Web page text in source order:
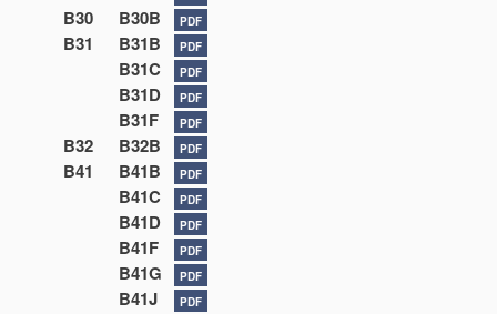
B30 B30B PDF
B31 B31B PDF
B31C PDF
B31D PDF
B31F PDF
B32 B32B PDF
B41 B41B PDF
B41C PDF
B41D PDF
B41F PDF
B41G PDF
B41J PDF